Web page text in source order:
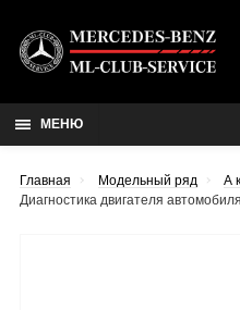
МЕНЮ
Главная Модельный ряд
А
Диагностика двигателя